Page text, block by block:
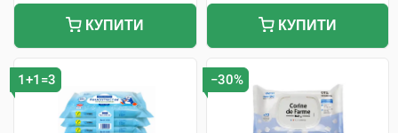
КУПИТИ КУПИТИ
1+1=3 −30%